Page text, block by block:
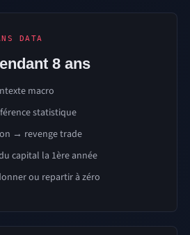
DATA
8 ans
macro
statistique
→ revenge trade
capital la 1ère année
ou repartir à zéro